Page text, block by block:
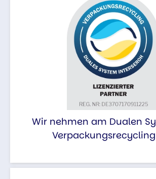
Wir nehmen am Dualen